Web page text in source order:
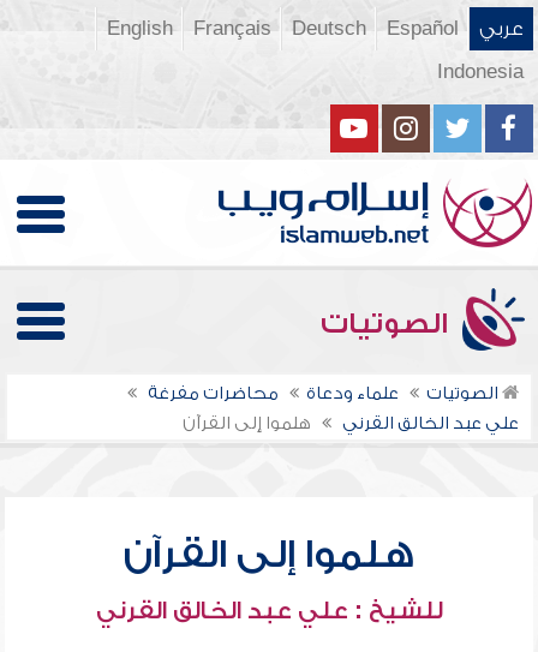
عربي Español
Deutsch
Français
English
Indonesia
الصوتيات
الصوتيات علماء ودعاة
محاضرات مفرغة
علي عبد الخالق القرني
هلموا إلى القرآن
هلموا إلى القرآن
للشيخ : علي عبد الخالق القرني